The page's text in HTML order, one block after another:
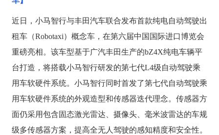
近日，小马智行与丰田汽车联合发布首款纯电自动驾驶出
租车（Robotaxi）概念车，在第六届中国国际进口博览会
重磅亮相。该车型基于广汽丰田生产的bZ4X纯电车辆平
台打造，将搭载小马智行研发的第七代L4级自动驾驶乘
用车软硬件系统。小马智行同时首发了第七代自动驾驶乘
用车软硬件系统的外观造型和传感器迭代理念。传感器方
面仍采用包含固态激光雷达、摄像头、毫米波雷达的车规
级多传感器方案，提高全无人驾驶的感知精度和安全性。